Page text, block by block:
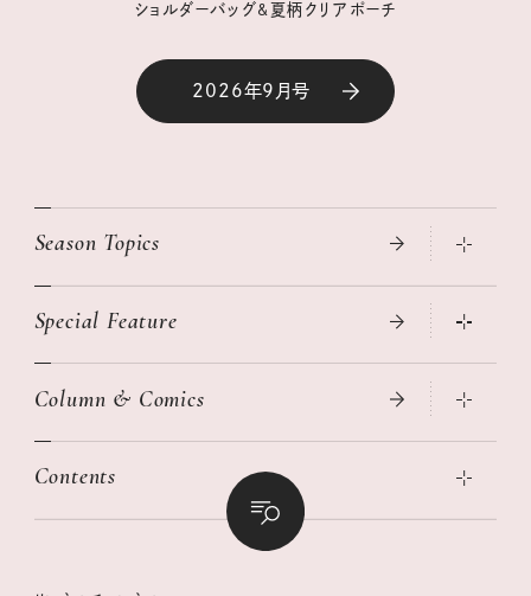
ショルダーバッグ&夏柄クリアポーチ
2026年9月号
Season Topics
真夏のひんやりグッズ 2026
ニトリ・イケア・無印良品で賢くおしゃれなインテリア
絶品、お餅レシピ大集合！
世界のサンタさんに会って来た！
Special Feature
2026年春夏 トレンドファッションニュース
女子旅おすすめスポット 暮らすように心地いいリンネル旅ガイ
幸せな老後のための リンネルマネー講座
Column & Comics
ぐれいさん
明日もいい日になりますように
清水みさとの食いしんぼう寄り道サウナ
Contents
リンネルおしゃれファッションスナップ
リンネル暮らし部